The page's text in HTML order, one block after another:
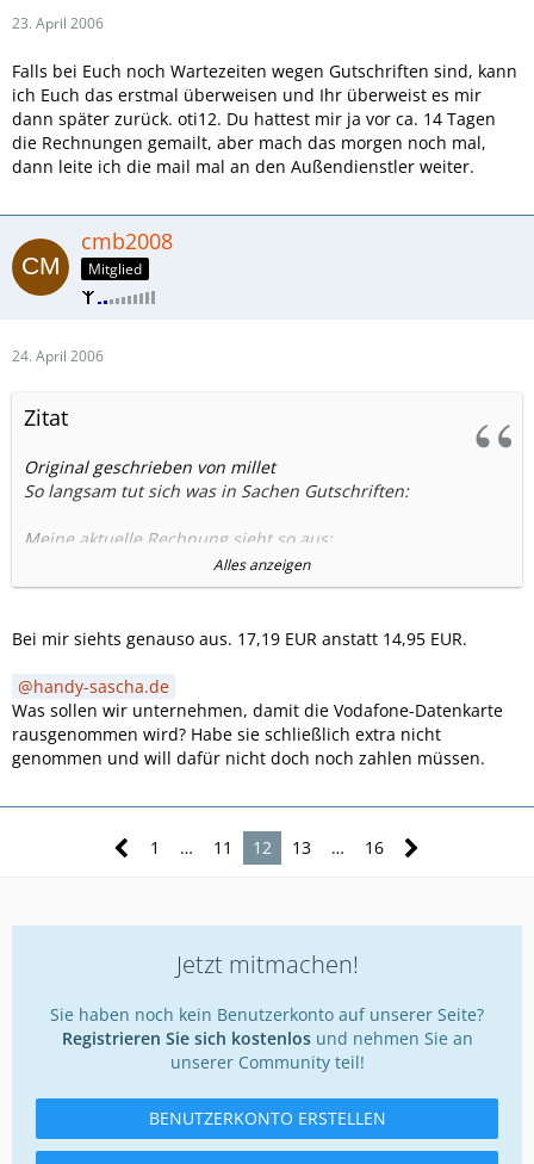
23. April 2006
Falls bei Euch noch Wartezeiten wegen Gutschriften sind, kann
ich Euch das erstmal überweisen und Ihr überweist es mir
dann später zurück. oti12. Du hattest mir ja vor ca. 14 Tagen
die Rechnungen gemailt, aber mach das morgen noch mal,
dann leite ich die mail mal an den Außendienstler weiter.
cmb2008
Mitglied
24. April 2006
Zitat
Original geschrieben von millet
So langsam tut sich was in Sachen Gutschriften:
Meine aktuelle Rechnung sieht so aus:
USt.-Satz netto in EUR
1 x 4,00 Eur Vodafone-Datenkarte(n)
1 x 25,82 Eur Vodafone-Zuhause Web mit Tarifoption Volume
-----------------------
29,82 Euro (Netto)
Nettorechnungsbetrag 14,82 Eur
17,19 EUR
-------------
Ist zwar immer noch nicht er Betrag der angedacht war
(14,95 Eur sollte die Gesamtsumme sein, weil keine
Hardware genommen und von berechnung der Datenkarte
Alles anzeigen
Bei mir siehts genauso aus. 17,19 EUR anstatt 14,95 EUR.
handy-sascha.de
Was sollen wir unternehmen, damit die Vodafone-Datenkarte
rausgenommen wird? Habe sie schließlich extra nicht
genommen und will dafür nicht doch noch zahlen müssen.
1 … 11 12 13 … 16
Jetzt mitmachen!
Sie haben noch kein Benutzerkonto auf unserer Seite?
Registrieren Sie sich kostenlosund nehmen Sie an
unserer Community teil!
BENUTZERKONTO ERSTELLEN